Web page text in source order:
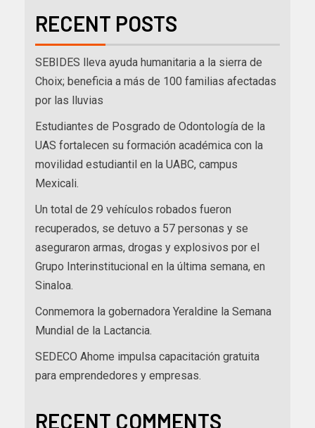
RECENT POSTS
SEBIDES lleva ayuda humanitaria a la sierra de
Choix; beneficia a más de 100 familias afectadas
por las lluvias
Estudiantes de Posgrado de Odontología de la
UAS fortalecen su formación académica con la
movilidad estudiantil en la UABC, campus
Mexicali.
Un total de 29 vehículos robados fueron
recuperados, se detuvo a 57 personas y se
aseguraron armas, drogas y explosivos por el
Grupo Interinstitucional en la última semana, en
Sinaloa.
Conmemora la gobernadora Yeraldine la Semana
Mundial de la Lactancia.
SEDECO Ahome impulsa capacitación gratuita
para emprendedores y empresas.
RECENT COMMENTS